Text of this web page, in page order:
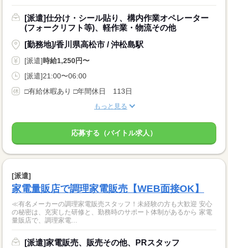
[派遣]仕分け・シール貼り、構内作業オペレーター
(フォークリフト等)、軽作業・物流その他
[勤務地]/香川県高松市 / 沖松島駅
[派遣]時給1,250円〜
[派遣]21:00〜06:00
□有給休暇あり □年間休日 113日
もっと見る
応募する（バイトル求人）
[派遣]
家電量販店で調理家電販売【WEB面接OK】
≪有名メーカーの調理家電販売スタッフ！未経験の方も大歓迎 安心
の秘密は、充実した研修と、勤務時のサポート体制があるから 家電
量販店で、調理家電...
[派遣]家電販売、販売その他、PRスタッフ